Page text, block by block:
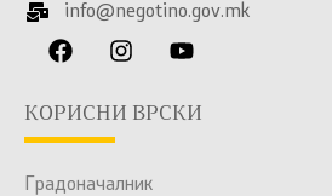
info@negotino.gov.mk
КОРИСНИ ВРСКИ
Градоначалник